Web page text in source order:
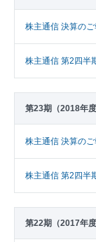
株主通信 決算の
株主通信 第2四半
第23期（2018年度
株主通信 決算の
株主通信 第2四半
第22期（2017年度